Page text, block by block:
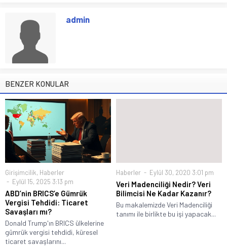
admin
BENZER KONULAR
Girişimcilik, Haberler
Eylül 15, 2025 3:13 pm
ABD’nin BRICS’e Gümrük
Vergisi Tehdidi: Ticaret
Savaşları mı?
Donald Trump'ın BRICS ülkelerine
gümrük vergisi tehdidi, küresel
ticaret savaşlarını...
Haberler Eylül 30, 2020 3:01 pm
Veri Madenciliği Nedir? Veri
Bilimcisi Ne Kadar Kazanır?
Bu makalemizde Veri Madenciliği
tanımı ile birlikte bu işi yapacak...